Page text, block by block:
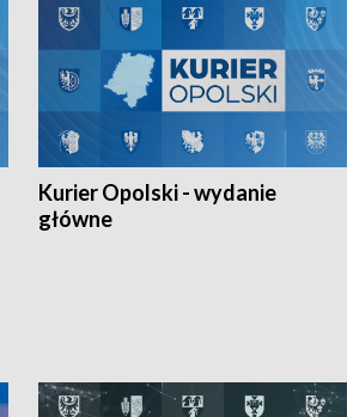
Kurier Opolski - wydanie
główne